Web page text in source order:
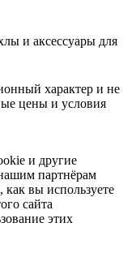
и аксессуары для
характер и не
цены и условия
и другие
партнёрам
как вы используете
сайта
этих